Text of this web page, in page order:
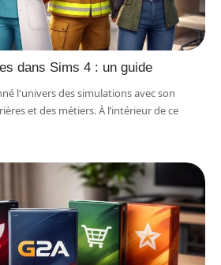
dans Sims 4 : un guide
l'univers des simulations avec son
et des métiers. À l’intérieur de ce